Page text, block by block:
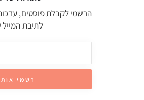
הרשמי לקבלת פוסטים,
לתיבת